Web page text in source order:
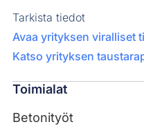
Tarkista tiedot
Avaa yrityksen viralliset
Katso yrityksen
Toimialat
Betonityöt